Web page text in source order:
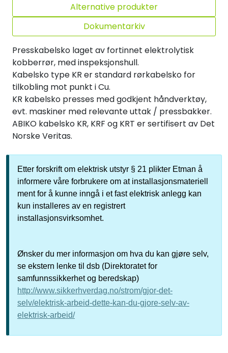
Alternative produkter
Dokumentarkiv
Presskabelsko laget av fortinnet elektrolytisk
kobberrør, med inspeksjonshull.
Kabelsko type KR er standard rørkabelsko for
tilkobling mot punkt i Cu.
KR kabelsko presses med godkjent håndverktøy,
evt. maskiner med relevante uttak / pressbakker.
ABIKO kabelsko KR, KRF og KRT er sertifisert av Det
Norske Veritas.
Etter forskrift om elektrisk utstyr § 21 plikter Etman å
informere våre forbrukere om at installasjonsmateriell
ment for å kunne inngå i et fast elektrisk anlegg kan
kun installeres av en registrert
installasjonsvirksomhet.
Ønsker du mer informasjon om hva du kan gjøre selv,
se ekstern lenke til dsb (Direktoratet for
samfunnssikkerhet og beredskap)
http://www.sikkerhverdag.no/strom/gjor-det-
selv/elektrisk-arbeid-dette-kan-du-gjore-selv-av-
elektrisk-arbeid/